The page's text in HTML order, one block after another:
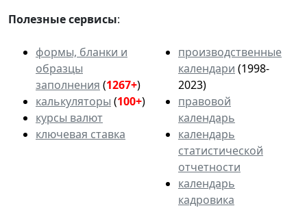
Полезные сервисы:
формы, бланки и
образцы
заполнения (1267+)
калькуляторы (100+)
курсы валют
ключевая ставка
производственные
календари (1998-
2023)
правовой
календарь
календарь
статистической
отчетности
календарь
кадровика